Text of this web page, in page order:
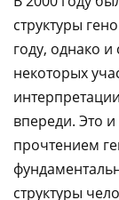
структуры
году, однако
некоторых
впереди. Это
прочтением
структуры